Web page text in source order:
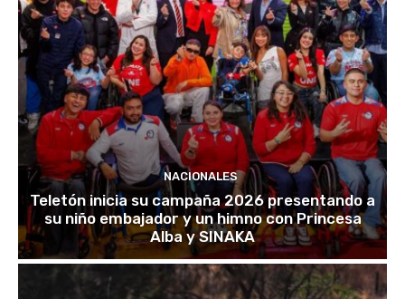
NACIONALES
Teletón inicia su campaña 2026 presentando a
su niño embajador y un himno con Princesa
Alba y SINAKA